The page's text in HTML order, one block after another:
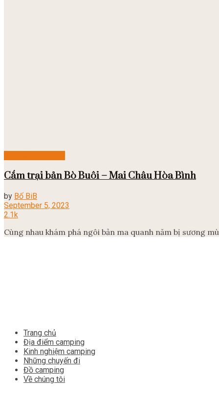
Cắm trại bản Bò Buôi – Mai Châu Hòa Bình
by Bố BiB
September 5, 2023
2.1k
Cùng nhau khám phá ngôi bản ma quanh năm bị sương
Trang chủ
Địa điểm camping
Kinh nghiệm camping
Những chuyến đi
Đồ camping
Về chúng tôi